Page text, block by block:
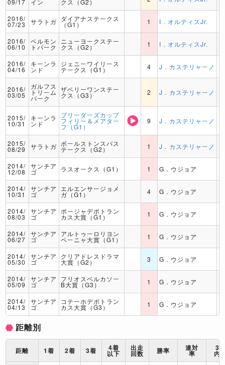
09/17 イン クス（G2）
2016/
07/23 サラトガ ダイアナステークス
（G1） 1 I．オルティスJr.
2016/
06/10
ベルモン
トパーク
ニューヨークステー
クス（G2） 1 I．オルティスJr.
2016/
04/16
キーンラ
ンド
ジェニーワイリース
テークス（G1） 4 J．カステリャーノ
2016/
03/05
ガルフス
トリーム
パーク
ザベリーワンステー
クス（G3） 2 J．カステリャーノ
2015/
10/31
キーンラ
ンド
ブリーダーズカップ
フィリー＆メアター
フ（G1）
9 J．カステリャーノ
2015/
08/29 サラトガ ボールストンスパス
テークス（G2） 1 J．カステリャーノ
2014/
12/08
サンチア
ゴ ラスオークス（G1） 1 G．ウジョア
2014/
10/31
サンチア
ゴ
エルエンサージョメ
ガ（G1） 4 G．ウジョア
2014/
08/03
サンチア
ゴ
ポージャデポトラン
カス大賞（G1） 1 G．ウジョア
2014/
06/27
サンチア
ゴ
アルトゥーロリヨン
ペーニャ大賞（G1） 1 G．ウジョア
2014/
05/30
サンチア
ゴ
クリアドレスドラマ
大賞（G2） 3 G．ウジョア
2014/
05/09
サンチア
ゴ
フリオスベルカソー
B大賞（G3） 1 G．ウジョア
2014/
04/13
サンチア
ゴ
コテーホデポトラン
カス大賞（G3） 1 G．ウジョア
距離別
距離 1着 2着 3着 4着
以下
出走
回数 勝率 連対
率
3
内